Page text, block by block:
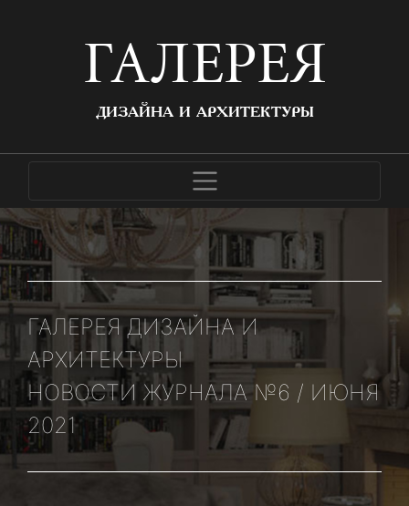
ГАЛЕРЕЯ
ДИЗАЙНА И АРХИТЕКТУРЫ
ГАЛЕРЕЯ ДИЗАЙНА И
АРХИТЕКТУРЫ
НОВОСТИ ЖУРНАЛА №6 / ИЮНЯ
2021